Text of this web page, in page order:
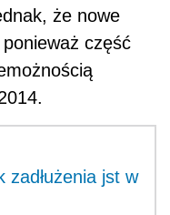
że nowe
część
zadłużenia jst w